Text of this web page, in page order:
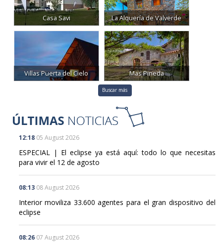
Casa Savi La Alquería de Valverde
Villas Puerta del Cielo Mas Pineda
Buscar más
12:18 05 August 2026
ESPECIAL | El eclipse ya está aquí: todo lo que necesitas
para vivir el 12 de agosto
08:13 08 August 2026
Interior moviliza 33.600 agentes para el gran dispositivo del
eclipse
08:26 07 August 2026